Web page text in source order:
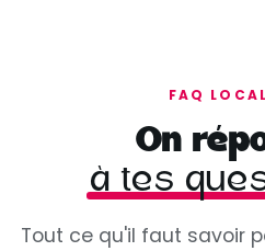
FAQ
On
à tes
Tout ce qu'il faut savoir